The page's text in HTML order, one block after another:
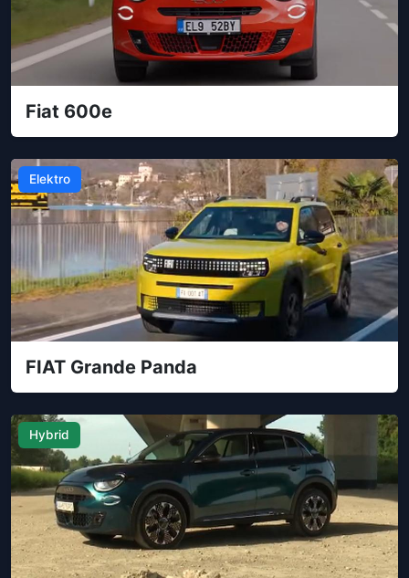
Fiat 600e
Elektro
FIAT Grande Panda
Hybrid